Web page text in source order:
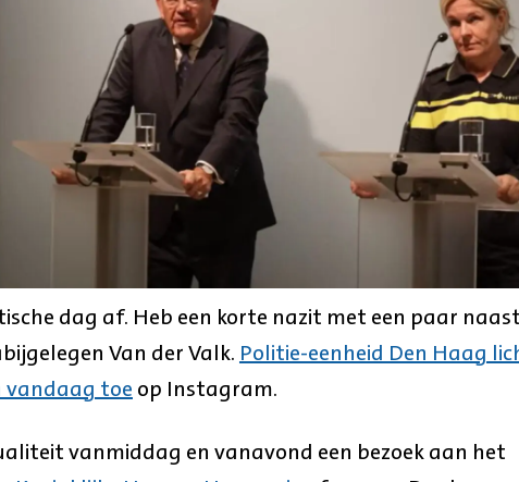
dag af. Heb een korte nazit met een paar
Van der Valk. Politie-eenheid Den Haag
vandaag toe op Instagram.
vanmiddag en vanavond een bezoek aan het